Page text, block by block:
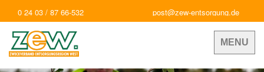
0 24 03 / 87 66-532 post@zew-entsorgung.de
MENU